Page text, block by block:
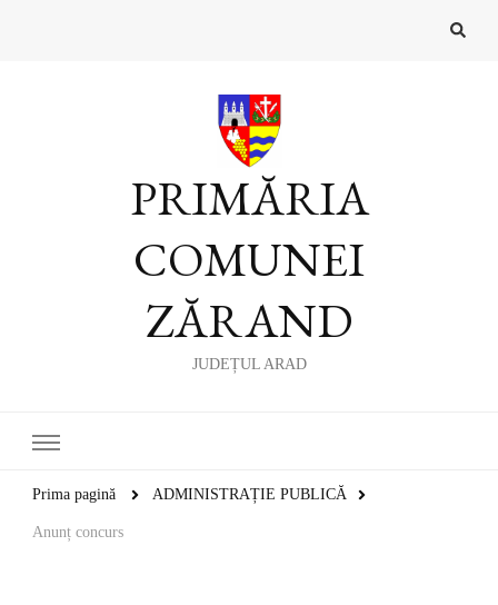
PRIMĂRIA
COMUNEI
ZĂRAND
JUDEȚUL ARAD
Prima pagină ADMINISTRAȚIE PUBLICĂ
Anunț concurs